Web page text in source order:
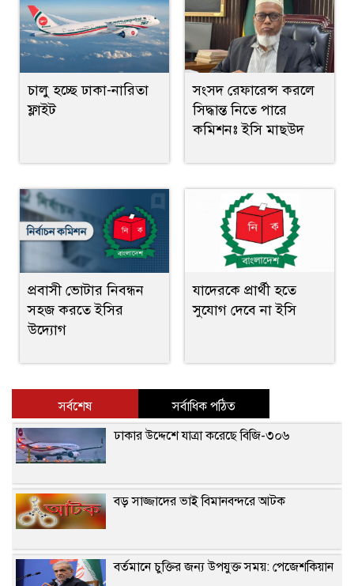
চালু হচ্ছে ঢাকা-নারিতা
ফ্লাইট
সংসদ রেফারেন্স করলে
সিদ্ধান্ত নিতে পারে
কমিশনঃ ইসি মাছউদ
প্রবাসী ভোটার নিবন্ধন
সহজ করতে ইসির
উদ্যোগ
যাদেরকে প্রার্থী হতে
সুযোগ দেবে না ইসি
সর্বশেষ
সর্বাধিক পঠিত
ঢাকার উদ্দেশে যাত্রা করেছে বিজি-৩০৬
বড় সাজ্জাদের ভাই বিমানবন্দরে আটক
বর্তমানে চুক্তির জন্য উপযুক্ত সময়: পেজেশকিয়ান